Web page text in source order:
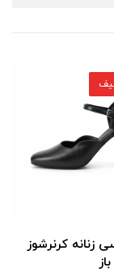
کرنرشوز